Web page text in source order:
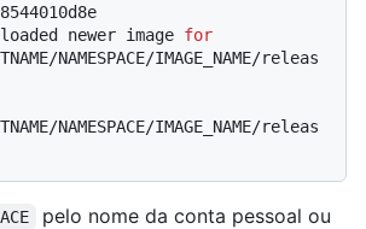
newer image for
NAMESPACE/IMAGE_NAME/releas
NAMESPACE/IMAGE_NAME/releas
pelo nome da conta pessoal ou